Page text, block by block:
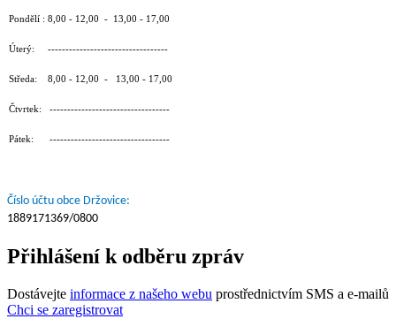
Pondělí : 8,00 - 12,00 - 13,00 - 17,00
Úterý: ----------------------------------
Středa: 8,00 - 12,00 - 13,00 - 17,00
Čtvrtek: ----------------------------------
Pátek: ----------------------------------
Číslo účtu obce Držovice:
1889171369/0800
Přihlášení k odběru zpráv
Dostávejte informace z našeho webu prostřednictvím SMS a e-mailů
Chci se zaregistrovat